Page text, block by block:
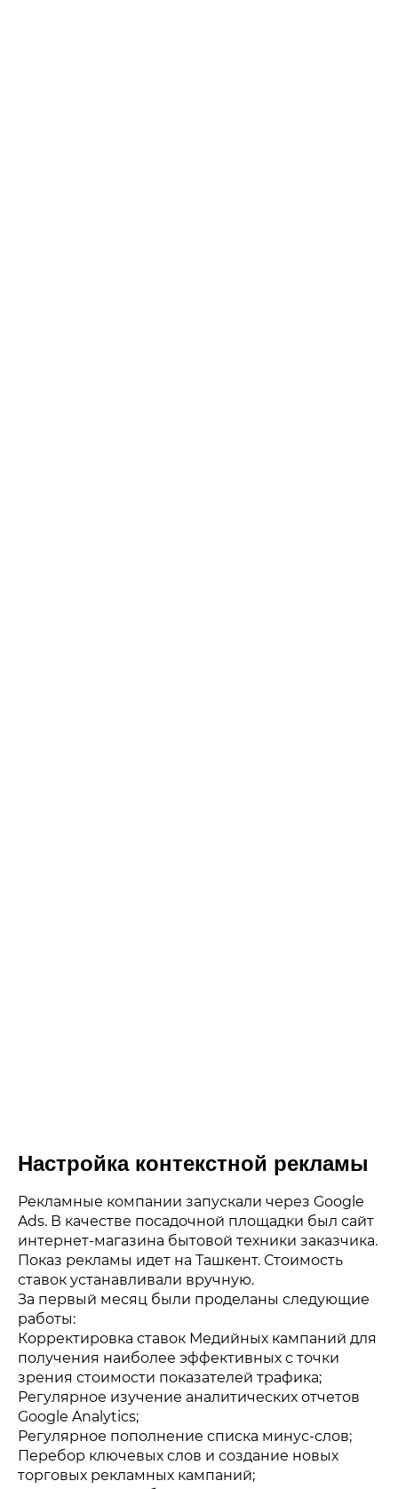
Настройка контекстной рекламы
Рекламные компании запускали через Google
Ads. В качестве посадочной площадки был сайт
интернет-магазина бытовой техники заказчика.
Показ рекламы идет на Ташкент. Стоимость
ставок устанавливали вручную.
За первый месяц были проделаны следующие
работы:
Корректировка ставок Медийных кампаний для
получения наиболее эффективных с точки
зрения стоимости показателей трафика;
Регулярное изучение аналитических отчетов
Google Analytics;
Регулярное пополнение списка минус-слов;
Перебор ключевых слов и создание новых
торговых рекламных кампаний;